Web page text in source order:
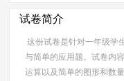
试卷简介
这份试卷是针对一年级学
与简单的应用题。试卷内
运算以及简单的图形和数